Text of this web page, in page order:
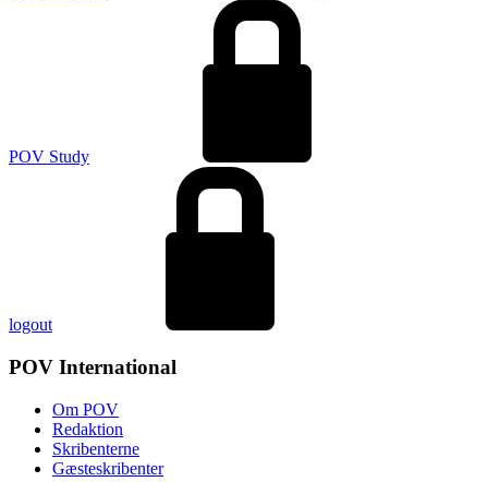
POV Study
logout
POV International
Om POV
Redaktion
Skribenterne
Gæsteskribenter